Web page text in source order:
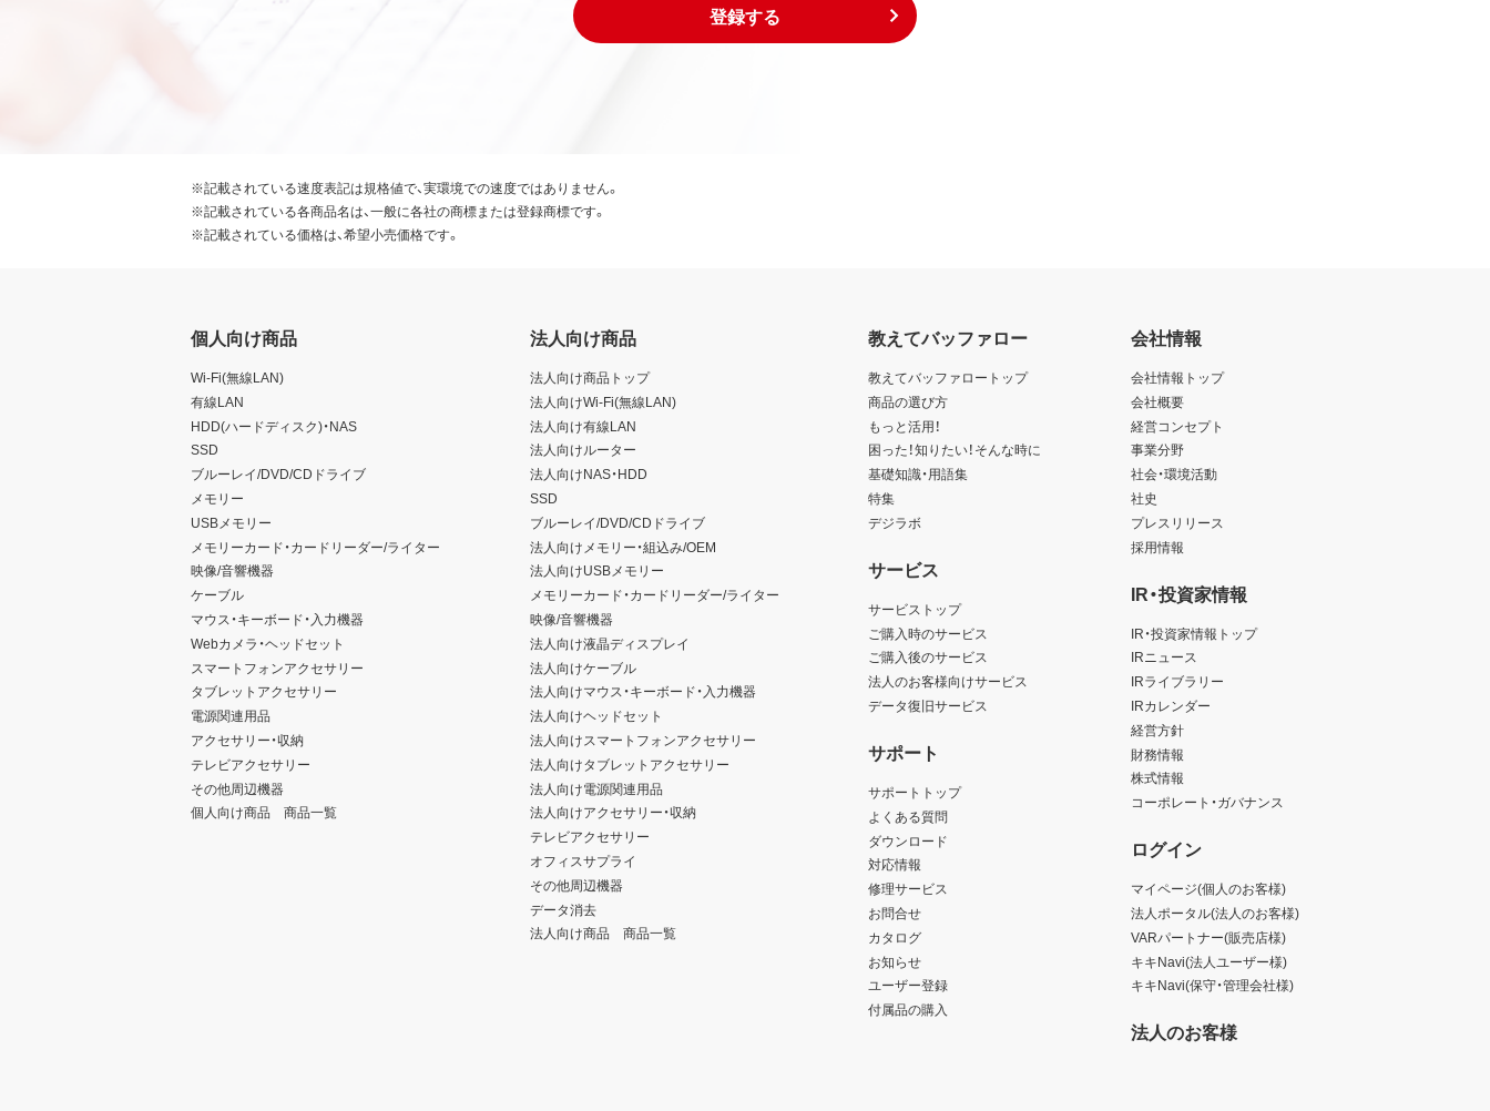
登録する
※記載されている速度表記は規格値で、実環境での速度ではありません。
※記載されている各商品名は、一般に各社の商標または登録商標です。
※記載されている価格は、希望小売価格です。
個人向け商品
Wi-Fi(無線LAN)
有線LAN
HDD(ハードディスク)・NAS
SSD
ブルーレイ/DVD/CDドライブ
メモリー
USBメモリー
メモリーカード・カードリーダー/ライター
映像/音響機器
ケーブル
マウス・キーボード・入力機器
Webカメラ・ヘッドセット
スマートフォンアクセサリー
タブレットアクセサリー
電源関連用品
アクセサリー・収納
テレビアクセサリー
その他周辺機器
個人向け商品 商品一覧
法人向け商品
法人向け商品トップ
法人向けWi-Fi(無線LAN)
法人向け有線LAN
法人向けルーター
法人向けNAS・HDD
SSD
ブルーレイ/DVD/CDドライブ
法人向けメモリー・組込み/OEM
法人向けUSBメモリー
メモリーカード・カードリーダー/ライター
映像/音響機器
法人向け液晶ディスプレイ
法人向けケーブル
法人向けマウス・キーボード・入力機器
法人向けヘッドセット
法人向けスマートフォンアクセサリー
法人向けタブレットアクセサリー
法人向け電源関連用品
法人向けアクセサリー・収納
テレビアクセサリー
オフィスサプライ
その他周辺機器
データ消去
法人向け商品 商品一覧
教えてバッファロー
教えてバッファロートップ
商品の選び方
もっと活用！
困った！知りたい！そんな時に
基礎知識・用語集
特集
デジラボ
サービス
サービストップ
ご購入時のサービス
ご購入後のサービス
法人のお客様向けサービス
データ復旧サービス
サポート
サポートトップ
よくある質問
ダウンロード
対応情報
修理サービス
お問合せ
カタログ
お知らせ
ユーザー登録
付属品の購入
会社情報
会社情報トップ
会社概要
経営コンセプト
事業分野
社会・環境活動
社史
プレスリリース
採用情報
IR・投資家情報
IR・投資家情報トップ
IRニュース
IRライブラリー
IRカレンダー
経営方針
財務情報
株式情報
コーポレート・ガバナンス
ログイン
マイページ(個人のお客様)
法人ポータル(法人のお客様)
VARパートナー(販売店様)
キキNavi(法人ユーザー様)
キキNavi(保守・管理会社様)
法人のお客様